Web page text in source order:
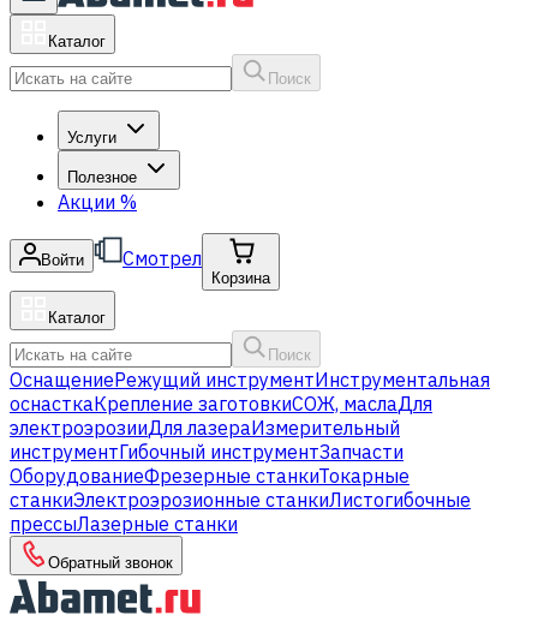
Каталог
Поиск
Услуги
Полезное
Акции %
Войти Смотрел
Корзина
Каталог
Поиск
ОснащениеРежущий инструментИнструментальная
оснасткаКрепление заготовкиСОЖ, маслаДля
электроэрозииДля лазераИзмерительный
инструментГибочный инструментЗапчасти
ОборудованиеФрезерные станкиТокарные
станкиЭлектроэрозионные станкиЛистогибочные
прессыЛазерные станки
Обратный звонок